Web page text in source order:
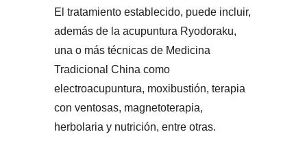
El tratamiento establecido, puede incluir,
además de la acupuntura Ryodoraku,
una o más técnicas de Medicina
Tradicional China como
electroacupuntura, moxibustión, terapia
con ventosas, magnetoterapia,
herbolaria y nutrición, entre otras.